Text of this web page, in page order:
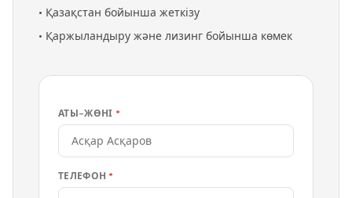
• Қазақстан бойынша жеткізу
• Қаржыландыру және лизинг бойынша көмек
АТЫ-ЖӨНІ *
ТЕЛЕФОН *